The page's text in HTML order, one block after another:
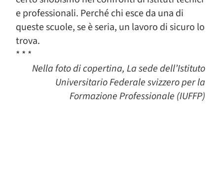
e professionali. Perché chi esce da una di
queste scuole, se è seria, un lavoro di sicuro lo
trova.
* * *
Nella foto di copertina, La sede dell’Istituto
Universitario Federale svizzero per la
Formazione Professionale (IUFFP)